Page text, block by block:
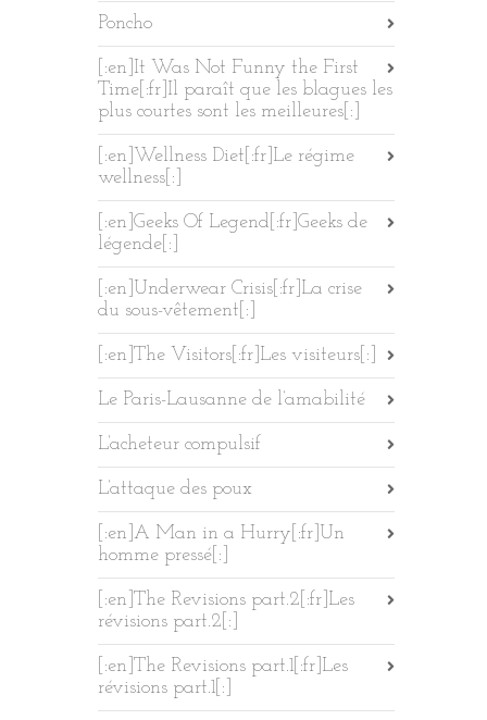
Poncho
[:en]It Was Not Funny the First
Time[:fr]Il paraît que les blagues les
plus courtes sont les meilleures[:]
[:en]Wellness Diet[:fr]Le régime
wellness[:]
[:en]Geeks Of Legend[:fr]Geeks de
légende[:]
[:en]Underwear Crisis[:fr]La crise
du sous-vêtement[:]
[:en]The Visitors[:fr]Les visiteurs[:]
Le Paris-Lausanne de l’amabilité
L’acheteur compulsif
L’attaque des poux
[:en]A Man in a Hurry[:fr]Un
homme pressé[:]
[:en]The Revisions part.2[:fr]Les
révisions part.2[:]
[:en]The Revisions part.1[:fr]Les
révisions part.1[:]